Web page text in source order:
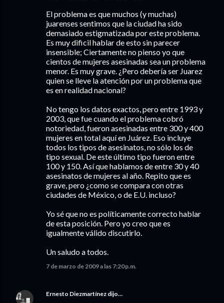
El problema es que muchos (y muchas)
juarenses sentimos que la ciudad ha sido
demasiado estigmatizada por este problema.
Es muy dificil hablar de esto sin parecer
insensible; Ciertamente no pienso yo que
cientos de mujeres asesinadas sea un problema
menor. Es muy grave. ¿Pero debería ser Juarez
quien se lleve la atención por un problema que
es en realidad nacional?
No tengo los datos exactos, pero entre 1993 y
2003, que fue cuando el problema cobró
notoriedad, fueron asesinadas entre 300 y 400
mujeres en total aquí en Juárez. Eso incluye
todos los tipos de asesinatos, no sólo los de
tipo sexual. De este último tipo fueron entre
100 y 150. Así que hablamos de entre 30 y 40
asesinatos de mujeres al año. Repito que es
grave, pero ¿como se compara con otras
ciudades de México, o de E.U. incluso?
Yo sé que no es políticamente correcto hablar
de esta posición. Pero yo creo que es
igualmente válido discutirlo.
Un saludo a todos.
7 de marzo de 2009 a las 7:20 p.m.
Ernesto Diezmartínez dijo…